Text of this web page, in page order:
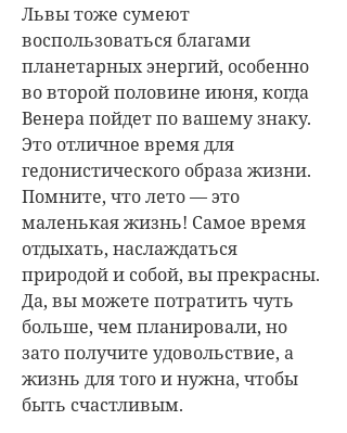
Львы тоже сумеют
воспользоваться благами
планетарных энергий, особенно
во второй половине июня, когда
Венера пойдет по вашему знаку.
Это отличное время для
гедонистического образа жизни.
Помните, что лето — это
маленькая жизнь! Самое время
отдыхать, наслаждаться
природой и собой, вы прекрасны.
Да, вы можете потратить чуть
больше, чем планировали, но
зато получите удовольствие, а
жизнь для того и нужна, чтобы
быть счастливым.